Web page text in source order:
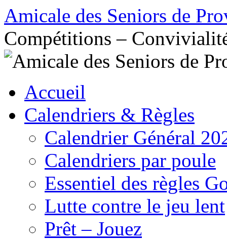
Aller
au
contenu
Amicale des Seniors de
Compétitions –
Accueil
Calendriers & Règles
Calendrier Général
Calendriers par poule
Essentiel des règles
Lutte contre le jeu lent
Prêt – Jouez